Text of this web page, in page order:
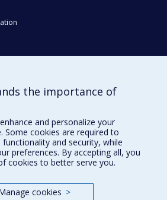
the importance of
and personalize your
Some cookies are required to
functionality and security, while
preferences. By accepting all, you
cookies to better serve you.
cookies >